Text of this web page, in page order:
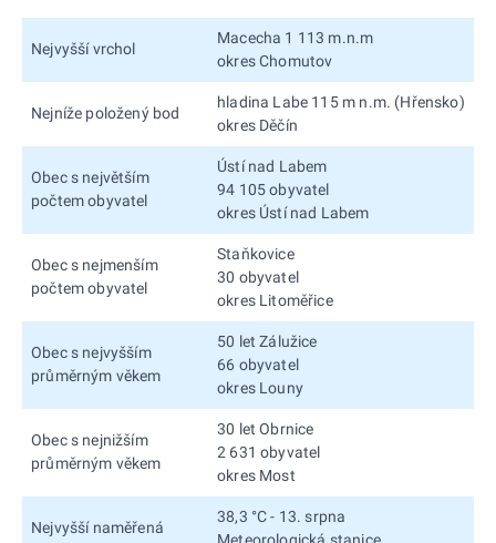
Nejvyšší vrchol
Macecha 1 113 m.n.m
okres Chomutov
Nejníže položený bod
hladina Labe 115 m n.m. (Hřensko)
okres Děčín
Obec s největším
počtem obyvatel
Ústí nad Labem
94 105 obyvatel
okres Ústí nad Labem
Obec s nejmenším
počtem obyvatel
Staňkovice
30 obyvatel
okres Litoměřice
Obec s nejvyšším
průměrným věkem
50 let Zálužice
66 obyvatel
okres Louny
Obec s nejnižším
průměrným věkem
30 let Obrnice
2 631 obyvatel
okres Most
Nejvyšší naměřená
38,3 °C - 13. srpna
Meteorologická stanice